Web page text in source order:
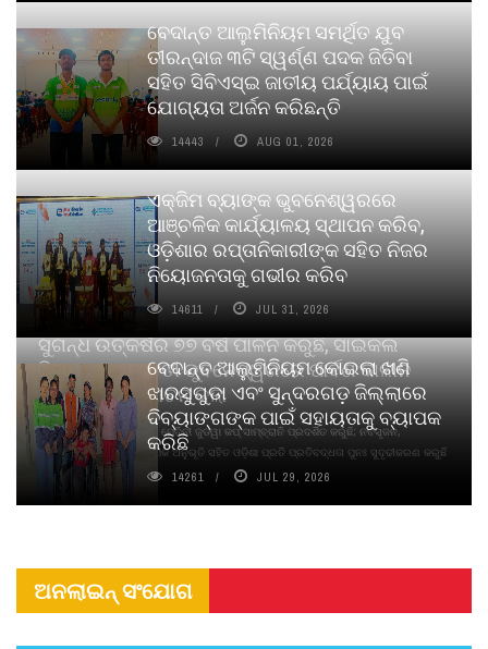
ସୁଗନ୍ଧ ଉତ୍କର୍ଷର ୭୭ ବର୍ଷ ପାଳନ କରୁଛି, ସାଇକଲ
ପିୟୋର୍‌ ଅଗରବତୀ ଭୁବନେଶ୍ୱରରେ ପାର୍ବଣ କାଳୀନ
ନବସୃଜନ ଉନ୍ମୋଚନ କଲା
ବାଉଁଶ ବିହୀନ କଠିନ ଧୂପ ଏବଂ ମେଦିନୀ ଜୁଡୱା କପ୍‌ ସାମ୍ବ୍ରାନି ପ୍ରଦର୍ଶିତ କରୁଛି; ନବସୃଜନ,
ଦୀର୍ଘସ୍ଥାୟିତା ଏବଂ ଆଧ୍ୟାତ୍ମିକ ଅନୁଭୂତି ସହିତ ଓଡ଼ିଶା ପ୍ରତି ପ୍ରତିବଦ୍ଧତା ପୁନଃ ସୁଦୃଢୀକରଣ କରୁଛି
ବେଦାନ୍ତ ଆଲୁମିନିୟମ ସମର୍ଥିତ ଯୁବ
ତୀରନ୍ଦାଜ ୩ଟି ସ୍ୱର୍ଣ୍ଣ ପଦକ ଜିତିବା
ସହିତ ସିବିଏସ୍ଇ ଜାତୀୟ ପର୍ଯ୍ୟାୟ ପାଇଁ
ଯୋଗ୍ୟତା ଅର୍ଜନ କରିଛନ୍ତି
14443 AUG 01, 2026
ଏକ୍ଜିମ ବ୍ୟାଙ୍କ ଭୁବନେଶ୍ୱରରେ
ଆଞ୍ଚଳିକ କାର୍ଯ୍ୟାଳୟ ସ୍ଥାପନ କରିବ,
ଓଡ଼ିଶାର ରପ୍ତାନିକାରୀଙ୍କ ସହିତ ନିଜର
ନିୟୋଜନତାକୁ ଗଭୀର କରିବ
14611 JUL 31, 2026
ବେଦାନ୍ତ ଆଲୁମିନିୟମ କୋଇଲା ଖଣି
ଝାରସୁଗୁଡା ଏବଂ ସୁନ୍ଦରଗଡ଼ ଜିଲ୍ଲାରେ
ଦିବ୍ୟାଙ୍ଗଙ୍କ ପାଇଁ ସହାୟତାକୁ ବ୍ୟାପକ
କରିଛି
14261 JUL 29, 2026
ଅନଲାଇନ୍ ସଂଯୋଗ